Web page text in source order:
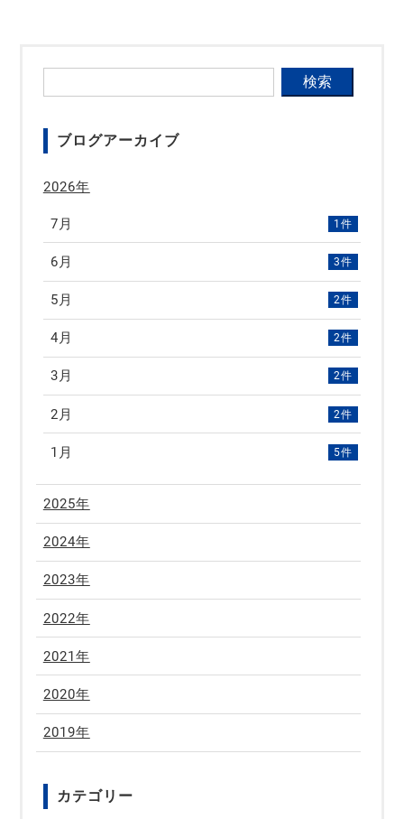
ブログアーカイブ
2026年
7月 1件
6月 3件
5月 2件
4月 2件
3月 2件
2月 2件
1月 5件
2025年
2024年
2023年
2022年
2021年
2020年
2019年
カテゴリー